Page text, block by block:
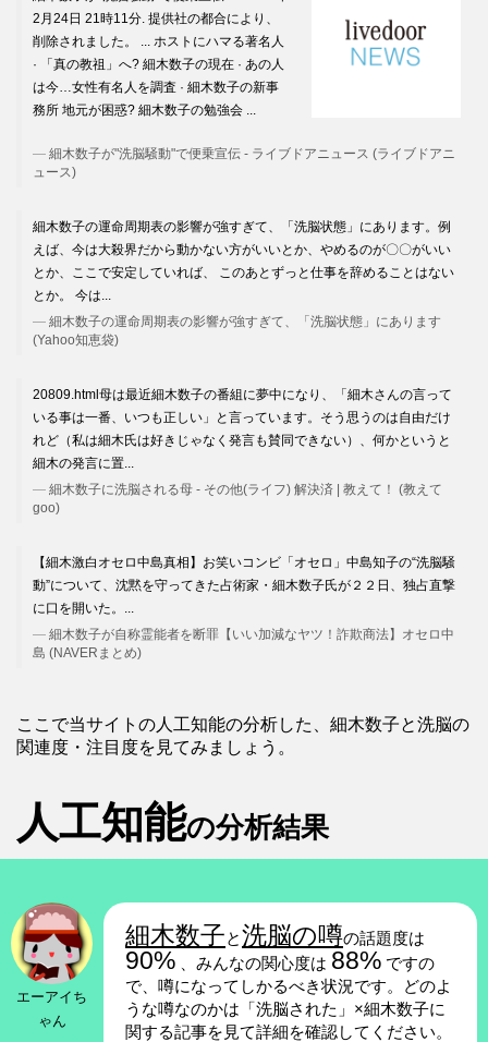
2月24日 21時11分. 提供社の都合により、
削除されました。 ... ホストにハマる著名人
· 「真の教祖」へ? 細木数子の現在 · あの人
は今…女性有名人を調査 · 細木数子の新事
務所 地元が困惑? 細木数子の勉強会 ...
細木数子が"洗脳騒動"で便乗宣伝 - ライブドアニュース (ライブドアニ
ュース)
細木数子の運命周期表の影響が強すぎて、「洗脳状態」にあります。例
えば、今は大殺界だから動かない方がいいとか、やめるのが〇〇がいい
とか、ここで安定していれば、 このあとずっと仕事を辞めることはない
とか。 今は...
細木数子の運命周期表の影響が強すぎて、「洗脳状態」にあります
(Yahoo知恵袋)
20809.html母は最近細木数子の番組に夢中になり、「細木さんの言って
いる事は一番、いつも正しい」と言っています。そう思うのは自由だけ
れど（私は細木氏は好きじゃなく発言も賛同できない）、何かというと
細木の発言に置...
細木数子に洗脳される母 - その他(ライフ) 解決済 | 教えて！ (教えて
goo)
【細木激白オセロ中島真相】お笑いコンビ「オセロ」中島知子の“洗脳騒
動”について、沈黙を守ってきた占術家・細木数子氏が２２日、独占直撃
に口を開いた。...
細木数子が自称霊能者を断罪【いい加減なヤツ！詐欺商法】オセロ中
島 (NAVERまとめ)
ここで当サイトの人工知能の分析した、細木数子と洗脳の
関連度・注目度を見てみましょう。
人工知能の分析結果
エーアイち
ゃん
細木数子と洗脳の噂の話題度は
90% 、みんなの関心度は 88% ですの
で、噂になってしかるべき状況です。どのよ
うな噂なのかは「洗脳された」×細木数子に
関する記事を見て詳細を確認してください。